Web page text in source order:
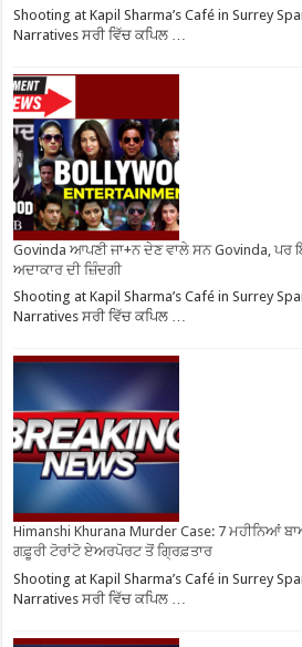
Shooting at Kapil Sharma’s Café in Surrey
Narratives ਸਰੀ ਵਿੱਚ ਕਪਿਲ …
Govinda ਆਪਣੀ ਜਾ+ਨ ਦੇਣ ਵਾਲੇ ਸਨ Govinda, ਪਰ
ਅਦਾਕਾਰ ਦੀ ਜ਼ਿੰਦਗੀ
Shooting at Kapil Sharma’s Café in Surrey
Narratives ਸਰੀ ਵਿੱਚ ਕਪਿਲ …
Himanshi Khurana Murder Case: 7 ਮਹੀਨਿਆਂ
ਗਫ਼ੂਰੀ ਟੋਰਾਂਟੋ ਏਅਰਪੋਰਟ ਤੋਂ ਗ੍ਰਿਫ਼ਤਾਰ
Shooting at Kapil Sharma’s Café in Surrey
Narratives ਸਰੀ ਵਿੱਚ ਕਪਿਲ …